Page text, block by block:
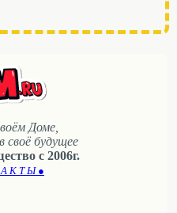
Доме,
своё будущее
с 2006г.
К Т Ы ●